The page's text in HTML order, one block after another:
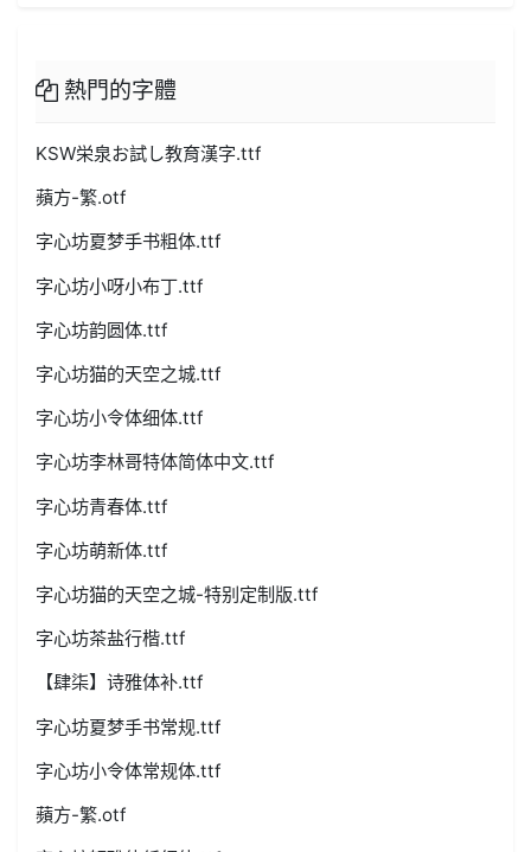
熱門的字體
KSW栄泉お試し教育漢字.ttf
蘋方-繁.otf
字心坊夏梦手书粗体.ttf
字心坊小呀小布丁.ttf
字心坊韵圆体.ttf
字心坊猫的天空之城.ttf
字心坊小令体细体.ttf
字心坊李林哥特体简体中文.ttf
字心坊青春体.ttf
字心坊萌新体.ttf
字心坊猫的天空之城-特别定制版.ttf
字心坊茶盐行楷.ttf
【肆柒】诗雅体补.ttf
字心坊夏梦手书常规.ttf
字心坊小令体常规体.ttf
蘋方-繁.otf